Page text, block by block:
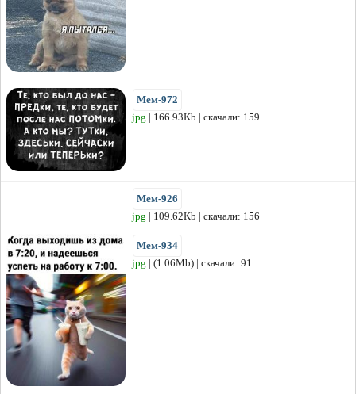
Мем-972
jpg | 166.93Kb | скачали: 159
Мем-926
jpg | 109.62Kb | скачали: 156
Мем-934
jpg | (1.06Mb) | скачали: 91